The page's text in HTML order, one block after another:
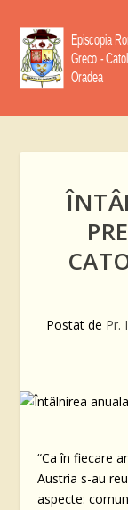
Postat de Pr.
“Ca în fiecare
Austria s-au
aspecte: